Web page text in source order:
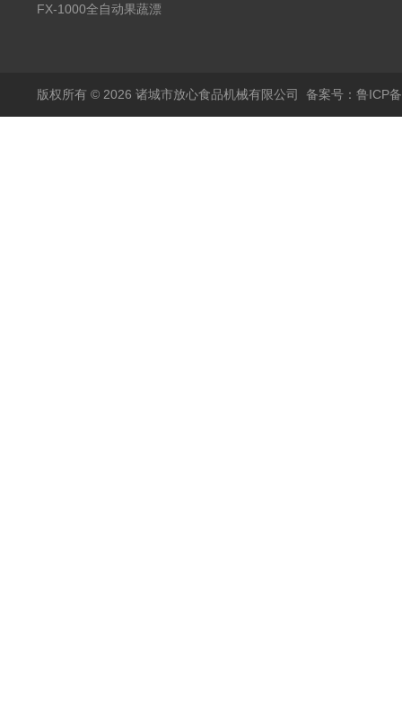
蒸煮漂烫机
FX-1000全自动果蔬漂
版权所有 © 2026 诸城市放心食品机械有限公司 备案号：鲁ICP